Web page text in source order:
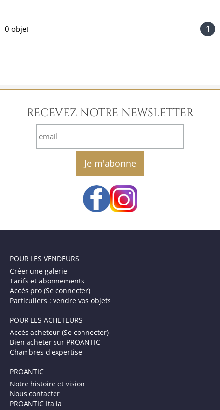
0 objet 1
RECEVEZ NOTRE NEWSLETTER
email
POUR LES VENDEURS
Créer une galerie
Tarifs et abonnements
Accès pro (Se connecter)
Particuliers : vendre vos objets
POUR LES ACHETEURS
Accès acheteur (Se connecter)
Bien acheter sur PROANTIC
Chambres d'expertise
PROANTIC
Notre histoire et vision
Nous contacter
PROANTIC Italia